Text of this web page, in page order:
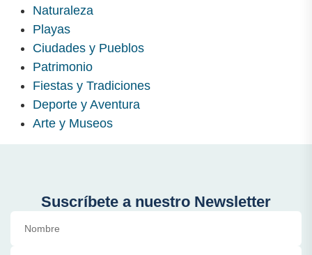
Naturaleza
Playas
Ciudades y Pueblos
Patrimonio
Fiestas y Tradiciones
Deporte y Aventura
Arte y Museos
Suscríbete a nuestro Newsletter